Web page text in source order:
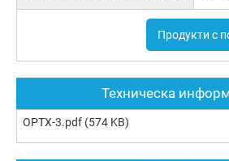
Продукти с
Техническа
OPTX-3.pdf (574 KB)